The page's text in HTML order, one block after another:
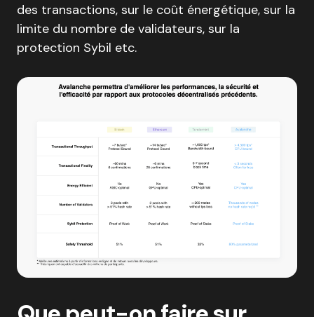
des transactions, sur le coût énergétique, sur la
limite du nombre de validateurs, sur la
protection Sybil etc.